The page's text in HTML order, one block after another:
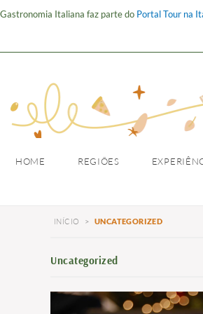
Gastronomia Italiana faz parte do Portal Tour na
HOME REGIÕES
INÍCIO > UNCATEGORIZED
Uncategorized